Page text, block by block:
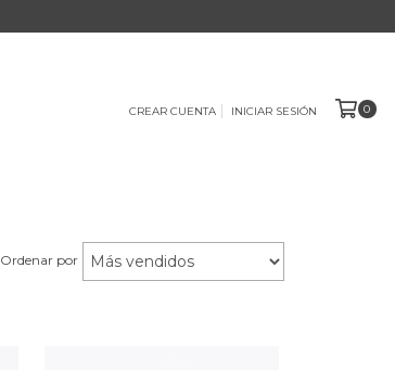
CREAR CUENTA INICIAR SESIÓN 0
Ordenar por